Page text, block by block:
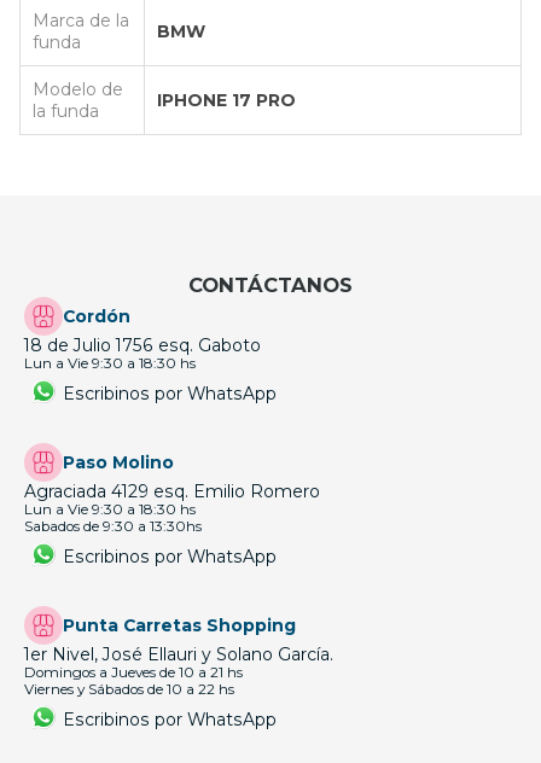
Marca de la
funda
BMW
Modelo de
la funda
IPHONE 17 PRO
CONTÁCTANOS
Cordón
18 de Julio 1756 esq. Gaboto
Lun a Vie 9:30 a 18:30 hs
Escribinos por WhatsApp
Paso Molino
Agraciada 4129 esq. Emilio Romero
Lun a Vie 9:30 a 18:30 hs
Sabados de 9:30 a 13:30hs
Escribinos por WhatsApp
Punta Carretas Shopping
1er Nivel, José Ellauri y Solano García.
Domingos a Jueves de 10 a 21 hs
Viernes y Sábados de 10 a 22 hs
Escribinos por WhatsApp